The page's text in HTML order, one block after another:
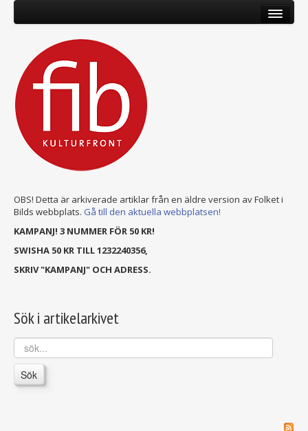
OBS! Detta är arkiverade artiklar från en äldre version av Folket i
Bilds webbplats. Gå till den aktuella webbplatsen!
KAMPANJ! 3 NUMMER FÖR 50 KR!
SWISHA 50 KR TILL 1232240356,
SKRIV "KAMPANJ" OCH ADRESS.
Sök i artikelarkivet
sök...
Sök